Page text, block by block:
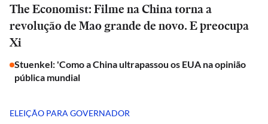
The Economist: Filme na China torna a
revolução de Mao grande de novo. E preocupa
Xi
Stuenkel: 'Como a China ultrapassou os EUA na opinião
pública mundial
ELEIÇÃO PARA GOVERNADOR